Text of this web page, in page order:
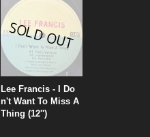
Lee Francis - I Do
n't Want To Miss A
Thing (12'')